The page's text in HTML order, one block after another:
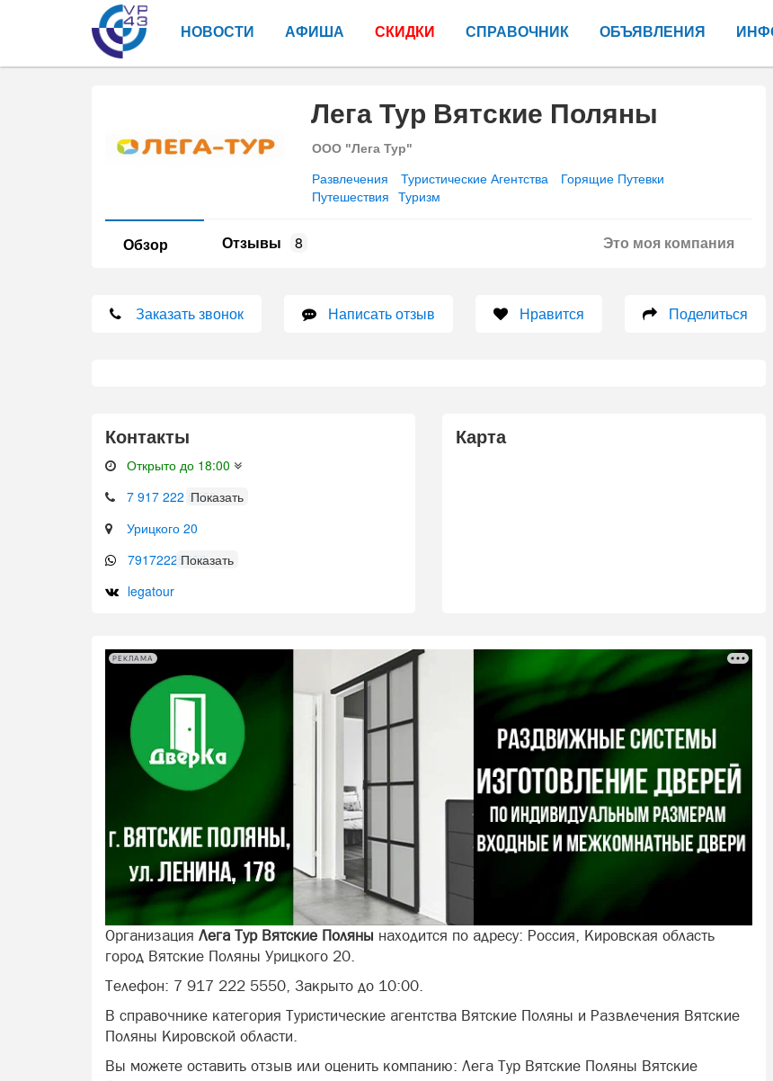
НОВОСТИ АФИША СКИДКИ СПРАВОЧНИК ОБЪЯВЛЕНИЯ
Лега Тур Вятские Поляны
ООО "Лега Тур"
Развлечения Туристические Агентства
Горящие Путевки
Путешествия Туризм
Это моя компания
Обзор Отзывы 8
Заказать звонок Написать отзыв Нравится Поделиться
Контакты
Открыто до 18:00
7 917 222 5550
Урицкого 20
79172225550
legatour
Карта
РЕКЛАМА
Организация Лега Тур Вятские Поляны находится по адресу: Россия, Кировская область
город Вятские Поляны Урицкого 20.
Телефон: 7 917 222 5550, Закрыто до 10:00.
В справочнике категория Туристические агентства Вятские Поляны и Развлечения Вятские
Поляны Кировской области.
Вы можете оставить отзыв или оценить компанию: Лега Тур Вятские Поляны Вятские